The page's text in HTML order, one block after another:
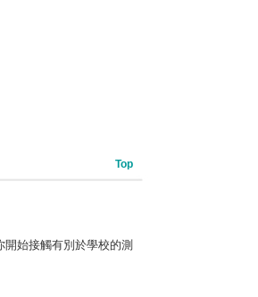
Top
始接觸有別於學校的測